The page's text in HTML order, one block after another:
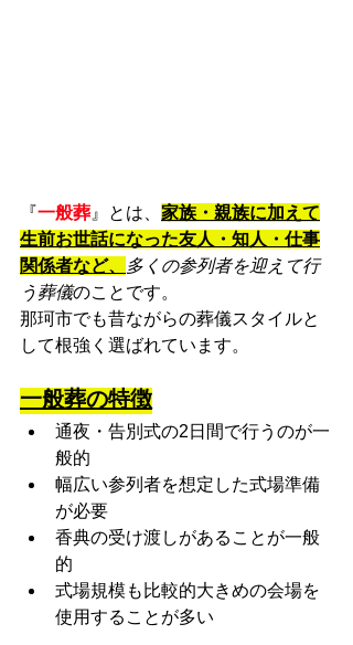
『一般葬 』とは、 家族・親族に加えて
生前お世話になった友人・知人・仕事
関係者など、
多くの参列者を迎えて行
う葬儀のことです。
那珂市でも昔ながらの葬儀スタイルと
して根強く選ばれています。
一般葬の特徴
通夜・告別式の2日間で行うのが一
般的
幅広い参列者を想定した式場準備
が必要
香典の受け渡しがあることが一般
的
式場規模も比較的大きめの会場を
使用することが多い